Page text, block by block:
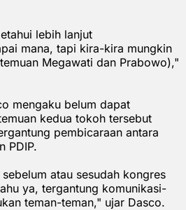
lebih lanjut
mana, tapi kira-kira mungkin
Megawati dan Prabowo),"
mengaku belum dapat
kedua tokoh tersebut
pembicaraan antara
PDIP.
atau sesudah kongres
ya, tergantung komunikasi-
teman-teman," ujar Dasco.